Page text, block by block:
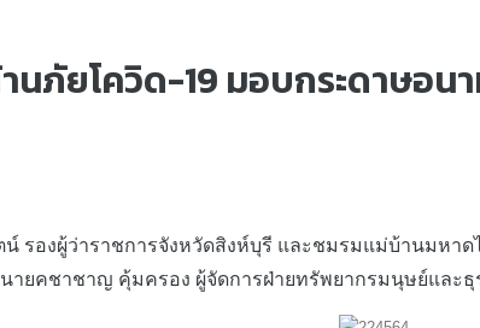
นภัยโควิด-19 มอบกระดาษอ
องผู้ว่าราชการจังหวัดสิงห์บุรี และชมรมแม่บ้านมหาด
นายคชาชาญ คุ้มครอง ผู้จัดการฝ่ายทรัพยากรมนุษย์แล